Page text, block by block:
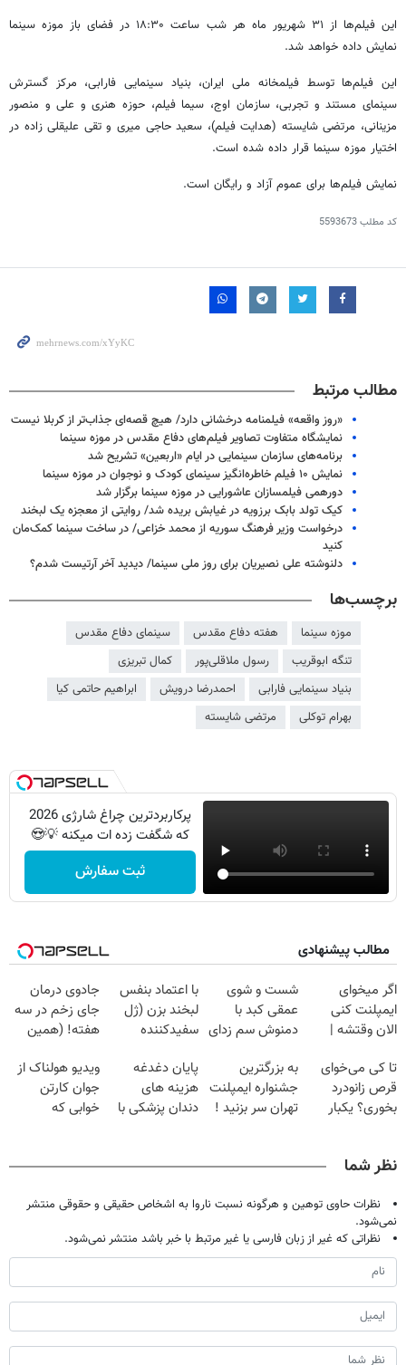
این فیلم‌ها از ۳۱ شهریور ماه هر شب ساعت ۱۸:۳۰ در فضای باز موزه سینما
نمایش داده خواهد شد.
این فیلم‌ها توسط فیلمخانه ملی ایران، بنیاد سینمایی فارابی، مرکز گسترش
سینمای مستند و تجربی، سازمان اوج، سیما فیلم، حوزه هنری و علیو منصور
مزینانی، مرتضی شایسته (هدایت فیلم)، سعید حاجی میری و تقی علیقلی زاده در
اختیار موزه سینما قرار داده شده است.
نمایش فیلم‌ها برای عموم آزاد و رایگان است.
کد مطلب5593673
مطالب مرتبط
«روز واقعه» فیلمنامه درخشانی دارد/ هیچ قصه‌ای جذاب‌تر از کربلا نیست
نمایشگاه متفاوت تصاویر فیلم‌های دفاع مقدس در موزه سینما
برنامه‌های سازمان سینمایی در ایام «اربعین» تشریح شد
نمایش ۱۰ فیلم خاطره‌انگیز سینمای کودک و نوجوان در موزه سینما
دورهمی فیلمسازان عاشورایی در موزه سینما برگزار شد
کیک تولد بابک برزویه در غیابش بریده شد/ روایتی از معجزه یک لبخند
درخواست وزیر فرهنگ سوریه از محمد خزاعی/ در ساخت سینما کمک‌مان
کنید
دلنوشته علی نصیریان برای روز ملی سینما/ دیدید آخر آرتیست شدم؟
برچسب‌ها
موزه سینما هفته دفاع مقدس
سینمای دفاع مقدس
تنگه ابوقریب
رسول ملاقلی‌پور
کمال تبریزی
بنیاد سینمایی فارابی
احمدرضا درویش
ابراهیم حاتمی کیا
بهرام توکلی
مرتضی شایسته
پرکاربردترین چراغ شارژی 2026
که شگفت زده ات میکنه 💡😍
ثبت سفارش
مطالب پیشنهادی
اگر میخوای
ایمپلنت کنی
الان وقتشه |
میلیون تومان!!!
شست و شوی
عمقی کبد با
دمنوش سم زدای
با اعتماد بنفس
لبخند بزن (ژل
سفیدکننده
جادوی درمان
جای زخم در سه
هفته! (همین
صحبت کنید)
تا کی می‌خوای
قرص زانودرد
بخوری؟ یکبار
به بزرگترین
جشنواره ایمپلنت
تهران سر بزنید !
پایان دغدغه
هزینه های
دندان پزشکی با
ویدیو هولناک از
جوان کارتن
خوابی که
نظر شما
نظرات حاوی توهین و هرگونه نسبت ناروا به اشخاص حقیقی و حقوقی منتشر
نمی‌شود.
نظراتی که غیر از زبان فارسی یا غیر مرتبط با خبر باشد منتشر نمی‌شود.